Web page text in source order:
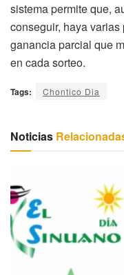
sistema permite que,
conseguir, haya
ganancia parcial que
en cada sorteo.
Tags: Chontico Dia
Noticias